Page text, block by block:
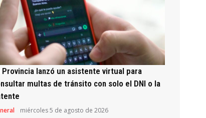
Provincia lanzó un asistente virtual para
multas de tránsito con solo el DNI o la
miércoles 5 de agosto de 2026